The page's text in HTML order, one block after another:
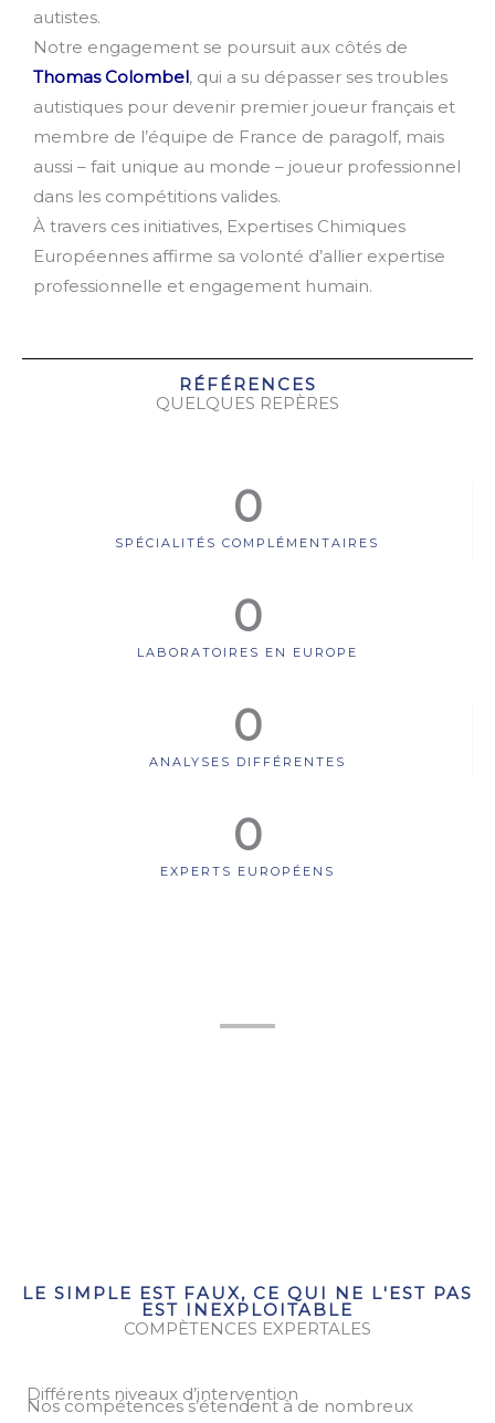
autistes.
Notre engagement se poursuit aux côtés de
Thomas Colombel, qui a su dépasser ses troubles
autistiques pour devenir premier joueur français et
membre de l’équipe de France de paragolf, mais
aussi – fait unique au monde – joueur professionnel
dans les compétitions valides.
À travers ces initiatives, Expertises Chimiques
Européennes affirme sa volonté d’allier expertise
professionnelle et engagement humain.
RÉFÉRENCES
QUELQUES REPÈRES
SPÉCIALITÉS COMPLÉMENTAIRES
0
LABORATOIRES EN EUROPE
0
ANALYSES DIFFÉRENTES
0
EXPERTS EUROPÉENS
0
LE SIMPLE EST FAUX, CE QUI NE L'EST PAS
EST INEXPLOITABLE
COMPÈTENCES EXPERTALES
Différents niveaux d’intervention
Nos compétences s’étendent à de nombreux